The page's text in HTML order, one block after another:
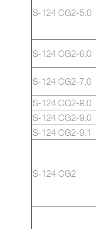
S-124 CG2-5.0
S-124 CG2-6.0
S-124 CG2-7.0
S-124 CG2-8.0
S-124 CG2-9.0
S-124 CG2-9.1
S-124 CG2